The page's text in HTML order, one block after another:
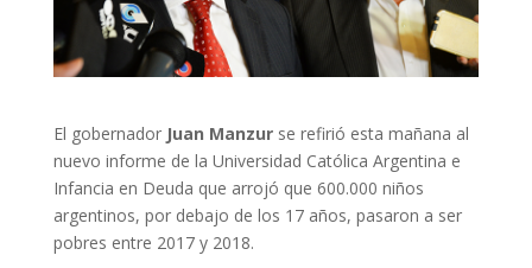
El gobernador Juan Manzurse refirió esta mañana al
nuevo informe de la Universidad Católica Argentina e
Infancia en Deuda que arrojó que 600.000 niños
argentinos, por debajo de los 17 años, pasaron a ser
pobres entre 2017 y 2018.